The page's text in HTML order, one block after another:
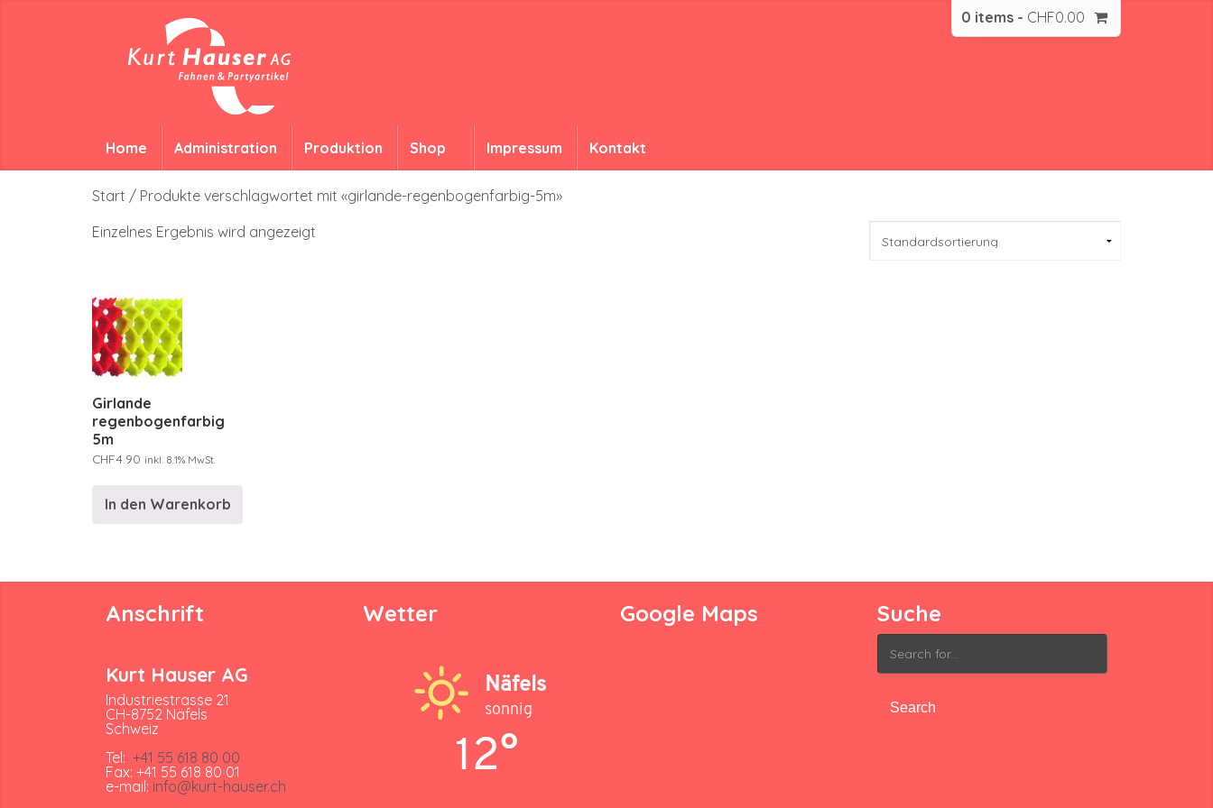
0 items - CHF0.00
Home Administration Produktion Shop Impressum Kontakt
Start / Produkte verschlagwortet mit «girlande-regenbogenfarbig-5m»
Einzelnes Ergebnis wird angezeigt
Girlande
regenbogenfarbig
5m
CHF4.90 inkl. 8.1% MwSt.
In den Warenkorb
Anschrift
Kurt Hauser AG
Industriestrasse 21
CH-8752 Näfels
Schweiz
Tel: +41 55 618 80 00
Fax: +41 55 618 80 01
e-mail: info@kurt-hauser.ch
Wetter
Näfels
sonnig
12°
Google Maps Suche
Search
for: